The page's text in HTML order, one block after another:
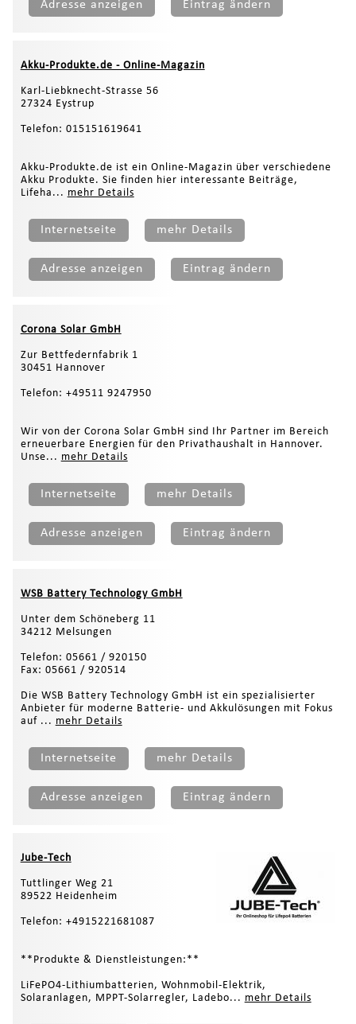
Adresse anzeigen Eintrag ändern
Akku-Produkte.de - Online-Magazin
Karl-Liebknecht-Strasse 56
27324 Eystrup
Telefon: 015151619641
Akku-Produkte.de ist ein Online-Magazin über verschiedene
Akku Produkte. Sie finden hier interessante Beiträge,
Lifeha... mehr Details
Internetseite mehr Details
Adresse anzeigen Eintrag ändern
Corona Solar GmbH
Zur Bettfedernfabrik 1
30451 Hannover
Telefon: +49511 9247950
Wir von der Corona Solar GmbH sind Ihr Partner im Bereich
erneuerbare Energien für den Privathaushalt in Hannover.
Unse... mehr Details
Internetseite mehr Details
Adresse anzeigen Eintrag ändern
WSB Battery Technology GmbH
Unter dem Schöneberg 11
34212 Melsungen
Telefon: 05661 / 920150
Fax: 05661 / 920514
Die WSB Battery Technology GmbH ist ein spezialisierter
Anbieter für moderne Batterie- und Akkulösungen mit Fokus
auf ... mehr Details
Internetseite mehr Details
Adresse anzeigen Eintrag ändern
Jube-Tech
Tuttlinger Weg 21
89522 Heidenheim
Telefon: +4915221681087
**Produkte & Dienstleistungen:**
LiFePO4-Lithiumbatterien, Wohnmobil-Elektrik,
Solaranlagen, MPPT-Solarregler, Ladebo... mehr Details